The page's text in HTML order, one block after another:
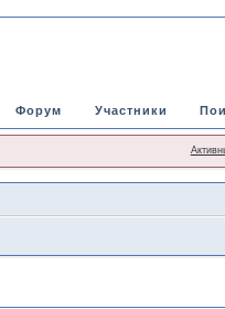
Форум Участники